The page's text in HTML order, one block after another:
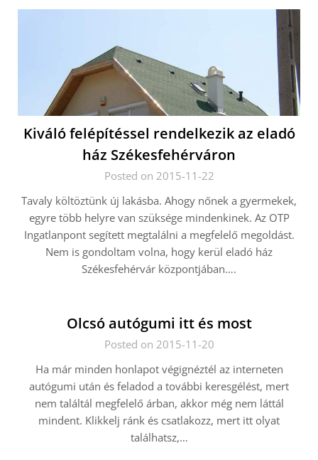
Kiváló felépítéssel rendelkezik az eladó
ház Székesfehérváron
Posted on 2015-11-22
Tavaly költöztünk új lakásba. Ahogy nőnek a gyermekek,
egyre több helyre van szüksége mindenkinek. Az OTP
Ingatlanpont segített megtalálni a megfelelő megoldást.
Nem is gondoltam volna, hogy kerül eladó ház
Székesfehérvár központjában….
Olcsó autógumi itt és most
Posted on 2015-11-20
Ha már minden honlapot végignéztél az interneten
autógumi után és feladod a további keresgélést, mert
nem találtál megfelelő árban, akkor még nem láttál
mindent. Klikkelj ránk és csatlakozz, mert itt olyat
találhatsz,…